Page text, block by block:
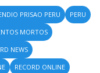
PRISAO PERU
PERU
MORTOS
NEWS
RECORD ONLINE